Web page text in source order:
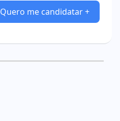
Quero me candidatar +